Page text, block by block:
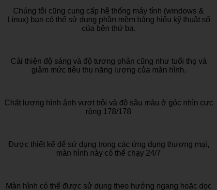
Chúng tôi cũng cung cấp hệ thống máy tính (windows &
Linux) bạn có thể sử dụng phần mềm bảng hiệu kỹ thuật số
của bên thứ ba.
Cải thiện độ sáng và độ tương phản cũng như tuổi thọ và
giảm mức tiêu thụ năng lượng của màn hình.
Chất lượng hình ảnh vượt trội và độ sâu màu ở góc nhìn cực
rộng 178/178
Được thiết kế để sử dụng trong các ứng dụng thương mại,
màn hình này có thể chạy 24/7
Màn hình có thể được sử dụng theo hướng ngang hoặc dọc